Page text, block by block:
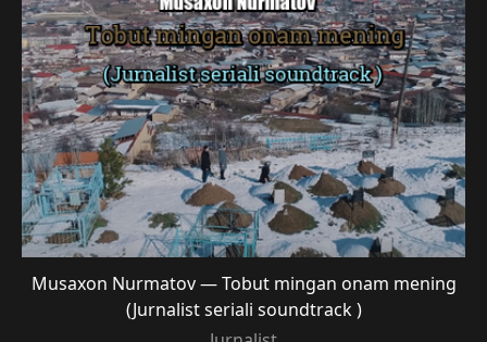
Musaxon Nurmatov — Tobut mingan onam mening
(Jurnalist seriali soundtrack )